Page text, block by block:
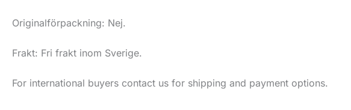
Originalförpackning: Nej.
Frakt: Fri frakt inom Sverige.
For international buyers contact us for shipping and payment options.